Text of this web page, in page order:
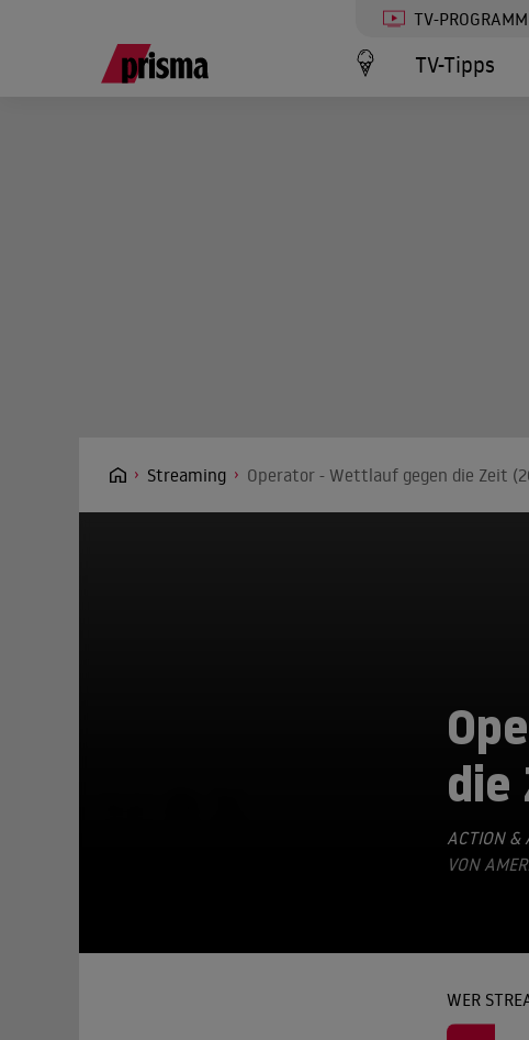
TV-PROGRAMM
TV-Tipps
Streaming Operator - Wettlauf gegen die Zeit
die
ACTION &
VON
WER